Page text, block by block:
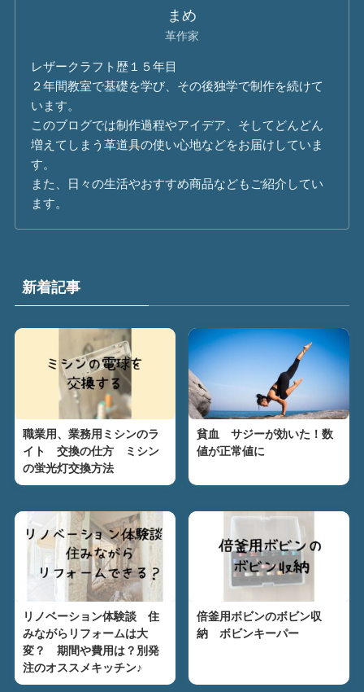
まめ
革作家
レザークラフト歴１５年目
２年間教室で基礎を学び、その後独学で制作を続けて
います。
このブログでは制作過程やアイデア、そしてどんどん
増えてしまう革道具の使い心地などをお届けしていま
す。
また、日々の生活やおすすめ商品などもご紹介してい
ます。
新着記事
職業用、業務用ミシンのラ
イト 交換の仕方 ミシン
の蛍光灯交換方法
貧血 サジーが効いた！数
値が正常値に
リノベーション体験談 住
みながらリフォームは大
変？ 期間や費用は？別発
注のオススメキッチン♪
倍釜用ボビンのボビン収
納 ボビンキーパー